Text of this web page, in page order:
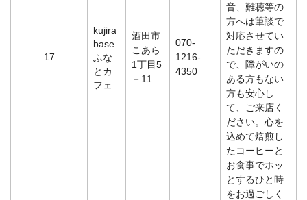
17
kujira
base
ふな
とカ
フェ
酒田市
こあら
1丁目5
－11
070-
1216-
4350
音、難聴等の
方へは筆談で
対応させてい
ただきますの
で、障がいの
ある方もない
方も安心し
て、ご来店く
ださい。心を
込めて焙煎し
たコーヒーと
お食事でホッ
とするひと時
をお過ごしく